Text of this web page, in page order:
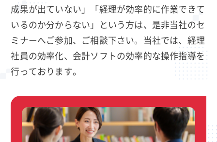
成果が出ていない」「経理が効率的に作業できて
いるのか分からない」という方は、是非当社のセ
ミナーへご参加、ご相談下さい。当社では、経理
社員の効率化、会計ソフトの効率的な操作指導を
行っております。